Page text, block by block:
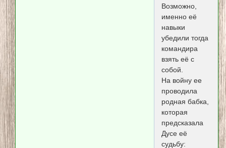
Возможно,
именно её
навыки
убедили тогда
командира
взять её с
собой.
На войну ее
проводила
родная бабка,
которая
предсказала
Дусе её
судьбу: